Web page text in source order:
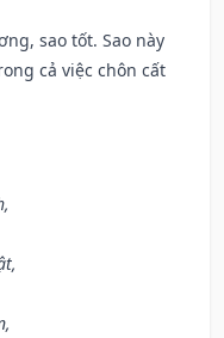
sao tốt. Sao này
cả việc chôn cất